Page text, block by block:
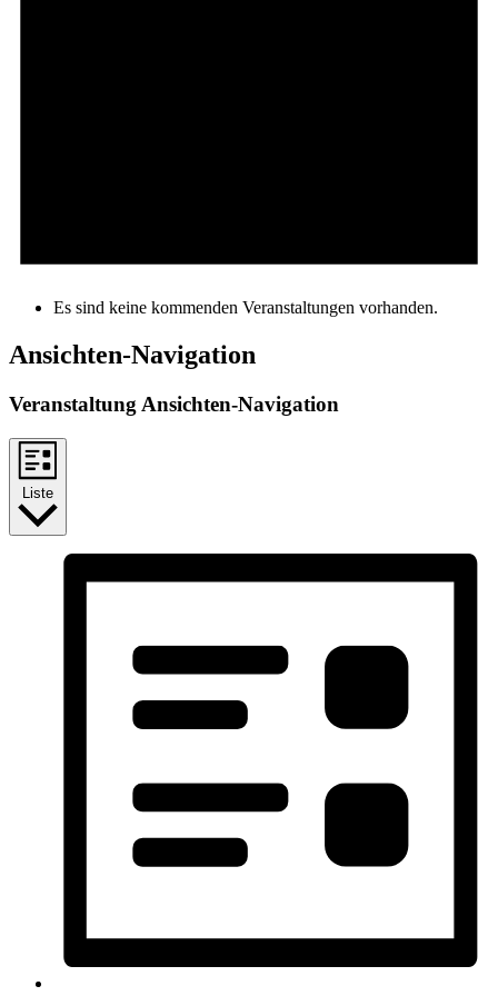
Es sind keine kommenden Veranstaltungen vorhanden.
Ansichten-Navigation
Veranstaltung Ansichten-Navigation
Liste